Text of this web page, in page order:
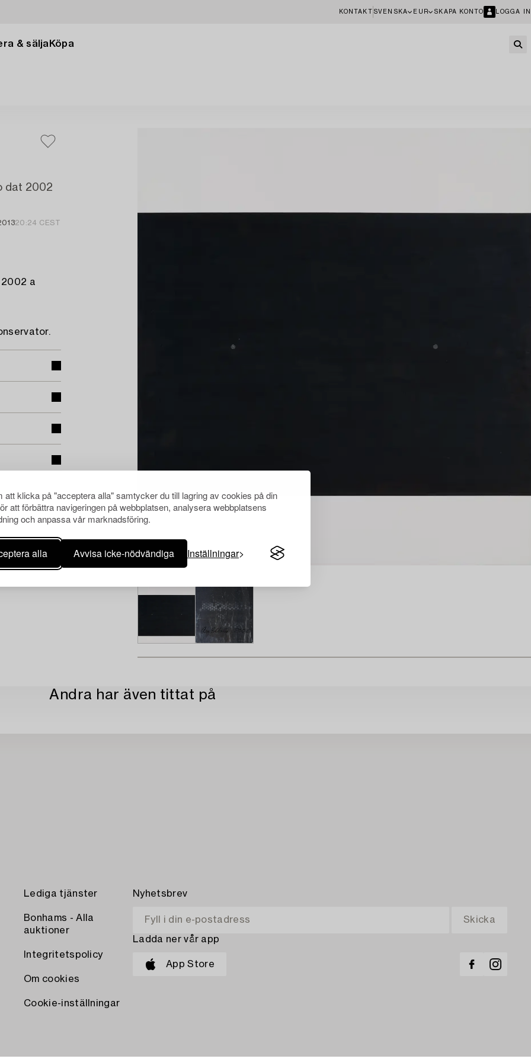
att klicka på "acceptera alla" samtycker du till lagring av cookies på din
att förbättra navigeringen på webbplatsen, analysera webbplatsens
och anpassa vår marknadsföring.
alla Avvisa icke-nödvändiga Inställningar
KONTAKT SVENSKA EUR SKAPA KONTO LOGGA IN
& sälja Köpa
dat 2002
20:24 CEST
2002 a
Andra har även tittat på
Lediga tjänster
Bonhams - Alla
auktioner
Integritetspolicy
Om cookies
Cookie-inställningar
Nyhetsbrev
Ladda ner vår app
App Store